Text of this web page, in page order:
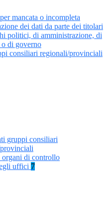
mancata o incompleta
dei dati da parte dei titolari
politici, di amministrazione, di
di governo
consiliari regionali/provinciali
gruppi consiliari
di controllo
uffici 7